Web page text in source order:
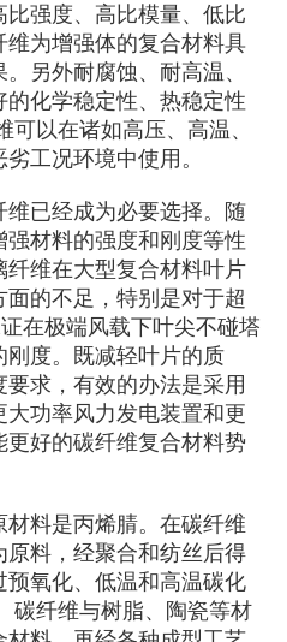
强度、高比模量、低比
为增强体的复合材料具
另外耐腐蚀、耐高温、
化学稳定性、热稳定性
以在诸如高压、高温、
工况环境中使用。
已经成为必要选择。随
材料的强度和刚度等性
维在大型复合材料叶片
的不足，特别是对于超
在极端风载下叶尖不碰塔
度。既减轻叶片的质
求，有效的办法是采用
功率风力发电装置和更
好的碳纤维复合材料势
材料是丙烯腈。在碳纤维
料，经聚合和纺丝后得
氧化、低温和高温碳化
碳纤维与树脂、陶瓷等材